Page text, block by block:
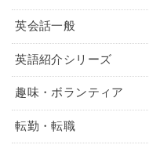
英会話一般
英語紹介シリーズ
趣味・ボランティア
転勤・転職